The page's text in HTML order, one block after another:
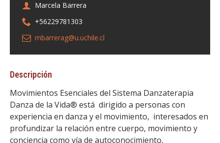
Marcela Barrera
+56229781303
mbarrerag@u.uchile.cl
Descripción
Movimientos Esenciales del Sistema Danzaterapia
Danza de la Vida® está dirigido a personas con
experiencia en danza y el movimiento, interesados en
profundizar la relación entre cuerpo, movimiento y
conciencia como vía de autoconocimiento,